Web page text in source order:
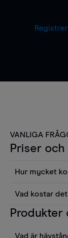
VANLIGA
Priser
Hur mycket
använda
aktierapporter
Vad kostar
Det är en rad
Produkter
Vad är